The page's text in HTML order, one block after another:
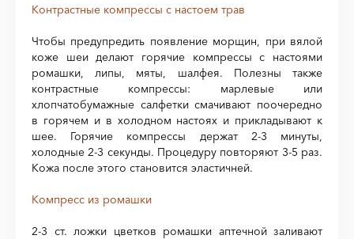
Контрастные компрессы с настоем трав
Чтобы предупредить появление морщин, при вялой
коже шеи делают горячие компрессы с настоями
ромашки, липы, мяты, шалфея. Полезны также
контрастные компрессы: марлевые или
хлопчатобумажные салфетки смачивают поочередно
в горячем и в холодном настоях и прикладывают к
шее. Горячие компрессы держат 2-3 минуты,
холодные 2-3 секунды. Процедуру повторяют 3-5 раз.
Кожа после этого становится эластичней.
Компресс из ромашки
2-3 ст. ложки цветков ромашки аптечной заливают